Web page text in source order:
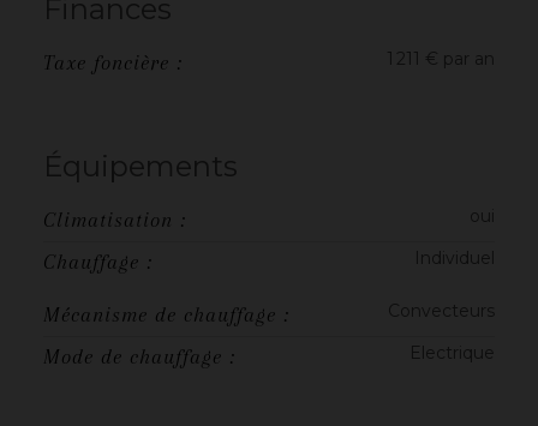
Finances
Taxe foncière : 1 211 € par an
Équipements
Climatisation : oui
Chauffage : Individuel
Mécanisme de chauffage : Convecteurs
Mode de chauffage : Electrique